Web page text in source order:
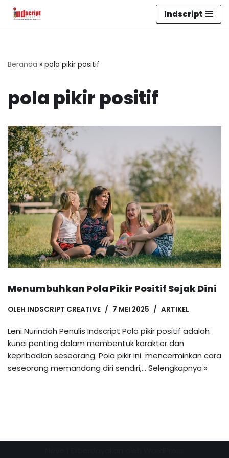
Indscript
Beranda » pola pikir positif
pola pikir positif
Menumbuhkan Pola Pikir Positif Sejak Dini
OLEH INDSCRIPT CREATIVE 7 MEI 2025 ARTIKEL
Leni Nurindah Penulis Indscript Pola pikir positif adalah
kunci penting dalam membentuk karakter dan
kepribadian seseorang. Pola pikir ini mencerminkan cara
seseorang memandang diri sendiri,… Selengkapnya »